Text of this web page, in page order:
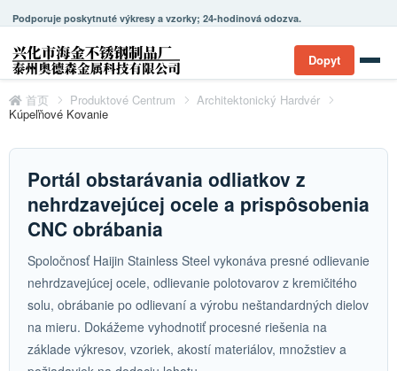
Podporuje poskytnuté výkresy a vzorky; 24-hodinová odozva.
Dopyt
首页 Produktové Centrum
Architektonický Hardvér
Kúpeľňové Kovanie
Portál obstarávania odliatkov z
nehrdzavejúcej ocele a prispôsobenia
CNC obrábania
Spoločnosť Haijin Stainless Steel vykonáva presné odlievanie
nehrdzavejúcej ocele, odlievanie polotovarov z kremičitého
solu, obrábanie po odlievaní a výrobu neštandardných dielov
na mieru. Dokážeme vyhodnotiť procesné riešenia na
základe výkresov, vzoriek, akostí materiálov, množstiev a